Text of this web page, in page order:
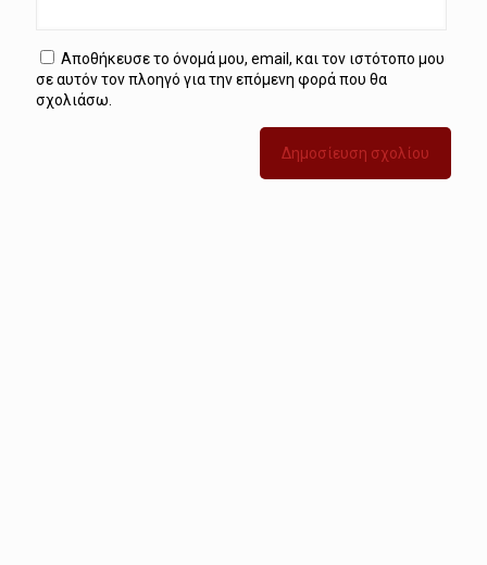
Αποθήκευσε το όνομά μου, email, και τον ιστότοπο μου
σε αυτόν τον πλοηγό για την επόμενη φορά που θα
σχολιάσω.